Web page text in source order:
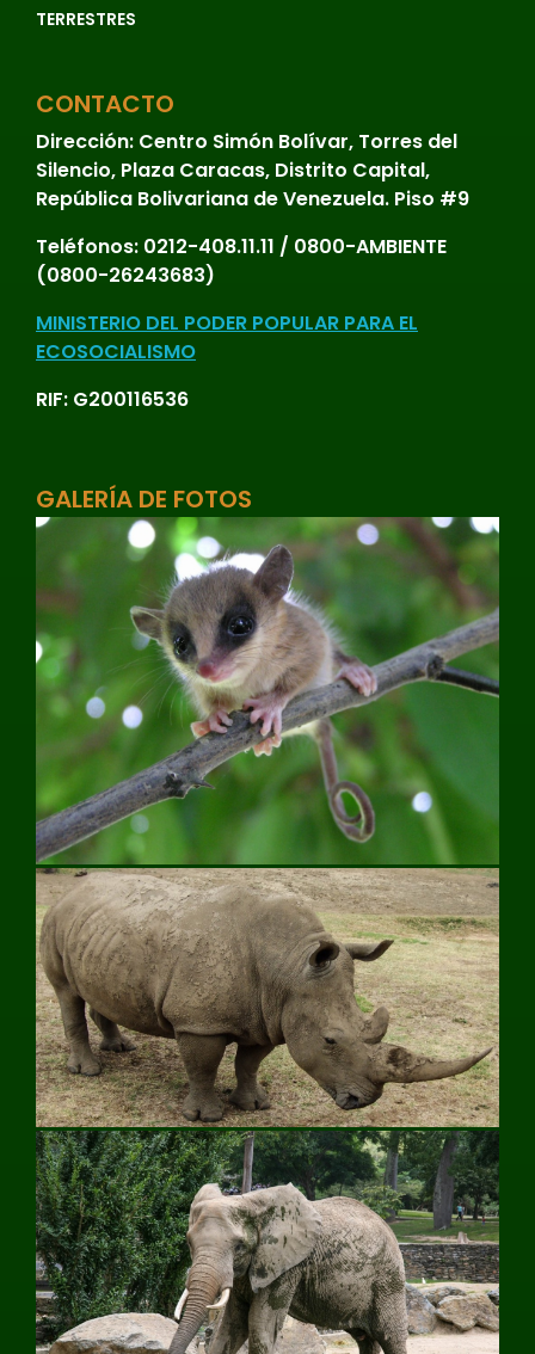
TERRESTRES
CONTACTO
Dirección: Centro Simón Bolívar, Torres del
Silencio, Plaza Caracas, Distrito Capital,
República Bolivariana de Venezuela. Piso #9
Teléfonos: 0212-408.11.11 / 0800-AMBIENTE
(0800-26243683)
MINISTERIO DEL PODER POPULAR PARA EL
ECOSOCIALISMO
RIF: G200116536
GALERÍA DE FOTOS